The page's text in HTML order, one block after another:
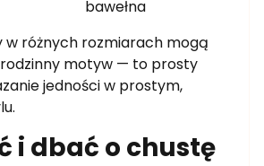
bawełna
w różnych rozmiarach mogą
motyw — to prosty
jedności w prostym,
i dbać o chustę